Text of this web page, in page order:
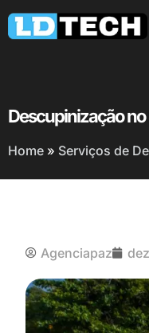
Descupinização
Home » Serviços de
Agenciapaz